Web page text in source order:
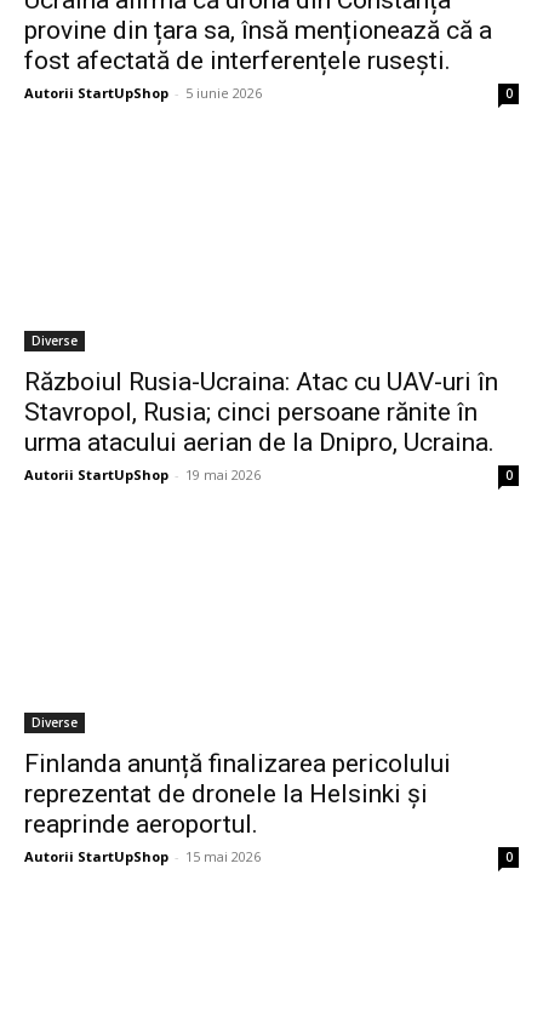
provine din țara sa, însă menționează că a
fost afectată de interferențele rusești.
Autorii StartUpShop - 5 iunie 2026 0
Diverse
Războiul Rusia-Ucraina: Atac cu UAV-uri în
Stavropol, Rusia; cinci persoane rănite în
urma atacului aerian de la Dnipro, Ucraina.
Autorii StartUpShop - 19 mai 2026 0
Diverse
Finlanda anunță finalizarea pericolului
reprezentat de dronele la Helsinki și
reaprinde aeroportul.
Autorii StartUpShop - 15 mai 2026 0